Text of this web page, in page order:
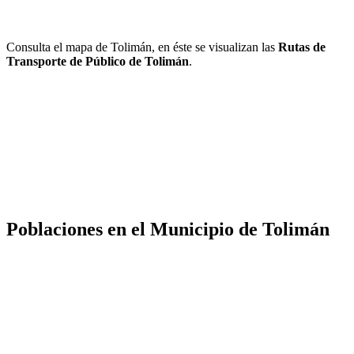
Consulta el mapa de Tolimán, en éste se visualizan las Rutas de
Transporte de Público de Tolimán.
Poblaciones en el Municipio de Tolimán